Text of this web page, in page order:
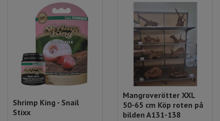
Shrimp King - Snail
Stixx
Mangroverötter XXL
50-65 cm Köp roten på
bilden A131-138